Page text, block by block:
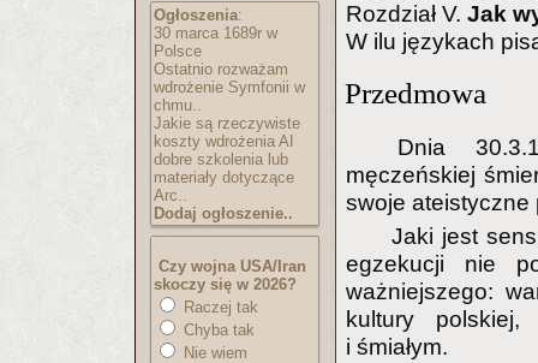
Ogłoszenia:
30 marca 1689r w
Polsce
Ostatnio rozważam
wdrożenie Symfonii w
chmu..
Jakie są rzeczywiste
koszty wdrożenia AI
dobre szkolenia lub
materiały dotyczące
Arc..
Dodaj ogłoszenie..
Czy wojna USA/Iran
skoczy się w 2026?
Raczej tak
Chyba tak
Nie wiem
Rozdział V. Jak
W ilu językach
Przedmowa
Dnia
męczeńskiej
swoje ateistyczne
Jaki jest
egzekucji nie
ważniejszego:
kultury
i śmiałym.